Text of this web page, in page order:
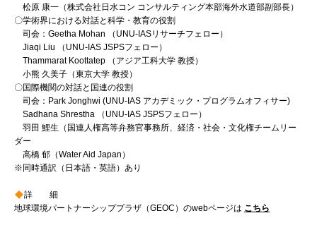
松原 康一（株式会社日水コン コンサルティング本部海外水道部副部長）
〇学術界における対話と科学・教育の役割
司会：Geetha Mohan （UNU-IASリサーチフェロー）
Jiaqi Liu （UNU-IAS JSPSフェロー）
Thammarat Koottatep （アジア工科大学 教授）
小熊 久美子（東京大学 教授）
〇国際機関の対話と国連の役割
司会：Park Jonghwi (UNU-IAS アカデミック・プログラムオフィサー)
Sadhana Shrestha （UNU-IAS JSPSフェロー）
羽田 鯉生（国連人権高等弁務官事務所、経済・社会・文化権チームリー
ダー
高橋 郁（Water Aid Japan）
※同時通訳（日本語・英語）あり
詳 細
地球環境パートナーシッププラザ（GEOC）のwebページは こちら